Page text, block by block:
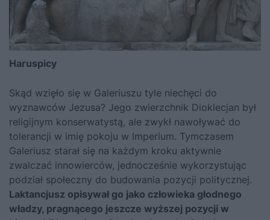
Haruspicy
Skąd wzięło się w Galeriuszu tyle niechęci do
wyznawców Jezusa? Jego zwierzchnik Dioklecjan był
religijnym konserwatystą, ale zwykł nawoływać do
tolerancji w imię pokoju w Imperium. Tymczasem
Galeriusz starał się na każdym kroku aktywnie
zwalczać innowierców, jednocześnie wykorzystując
podział społeczny do budowania pozycji politycznej.
Laktancjusz opisywał go jako człowieka głodnego
władzy, pragnącego jeszcze wyższej pozycji w